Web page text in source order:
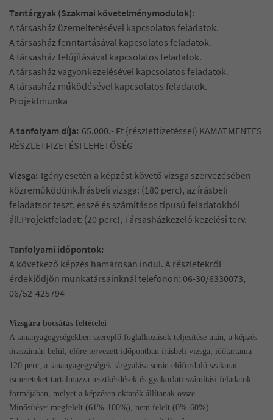
Tantárgyak (Szakmai követelménymodulok):
A társasház üzemeltetésével kapcsolatos feladatok.
A társasház fenntartásával kapcsolatos feladatok.
A társasház felújításával kapcsolatos feladatok.
A társasház vagyonkezelésével kapcsolatos feladatok.
A társasház működésével kapcsolatos feladatok.
Projektmunka
A tanfolyam díja: 65.000.- Ft (részletfizetéssel) KAMATMENTES
RÉSZLETFIZETÉSI LEHETŐSÉG
Vizsga: Igény esetén a képzést követő vizsga szervezésében
közreműködünk.Írásbeli vizsga: (180 perc), az írásbeli
feladatsor teszt, esszé és számításos típusú feladatokból
áll.Projektfeladat: (20 perc), Társasházkezelő kezelési terv.
Tanfolyami időpontok:
A következő képzés hamarosan indul. A részletekről
érdeklődjön munkatársainknál telefonon: 06-30/6330073,
06/52-425794
Vizsgára bocsátás feltételei
A tananyagegységekben szereplő foglalkozások teljesítése után, a képzés
óraszámán belül, előre tervezett időpontban írásbeli vizsga, időtartama
120 perc, a tananyagegységek tárgyalása során előforduló szakmai
ismereteket tartalmazza tesztkérdések és gyakorlati számítási feladatok
formájában, melyet a képzésen oktatók állítanak össze.
Minősítése: megfelelt (61%-100%), nem felelt (0%-60%).